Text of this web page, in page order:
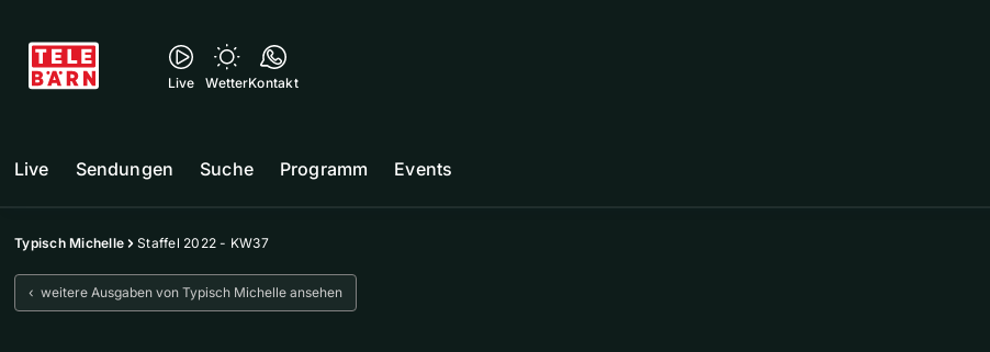
Live WetterKontakt
Live Sendungen Suche Programm Events
Typisch Michelle Staffel 2022 - KW37
‹ weitere Ausgaben von Typisch Michelle ansehen